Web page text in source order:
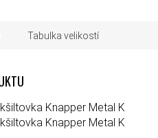
Tabulka velikostí
Knapper Metal K
Knapper Metal K